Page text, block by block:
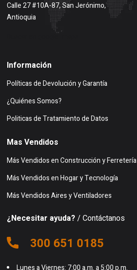
Calle 27 #10A-87, San Jerónimo,
Antioquia
Información
Políticas de Devolución y Garantía
¿Quiénes Somos?
Politicas de Tratamiento de Datos
Mas Vendidos
Más Vendidos en Construcción y Ferretería
Más Vendidos en Hogar y Tecnología
Más Vendidos Aires y Ventiladores
¿Necesitar ayuda? / Contáctanos
300 651 0185
Lunes a Viernes: 7:00 a.m. a 5:00 p.m.